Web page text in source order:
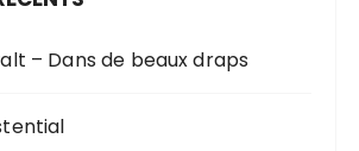
– Dans de beaux draps